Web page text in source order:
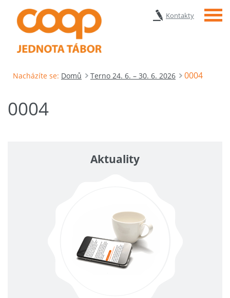
Kontakty Menu
Nacházíte se: Domů Terno 24. 6. – 30. 6. 2026 0004
0004
Aktuality